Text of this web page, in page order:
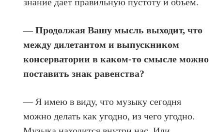
— Продолжая Вашу мысль выходит, что
между дилетантом и выпускником
консерватории в каком-то смысле можно
поставить знак равенства?
— Я имею в виду, что музыку сегодня
можно делать как угодно, из чего угодно.